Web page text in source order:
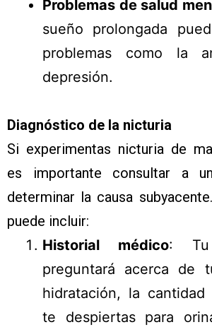
Problemas de salud
sueño prolongada
problemas como la
depresión.
Diagnóstico de la nicturia
Si experimentas nicturia de
es importante consultar a
determinar la causa
puede incluir:
Historial médico: Tu
preguntará acerca de
hidratación, la
te despiertas para